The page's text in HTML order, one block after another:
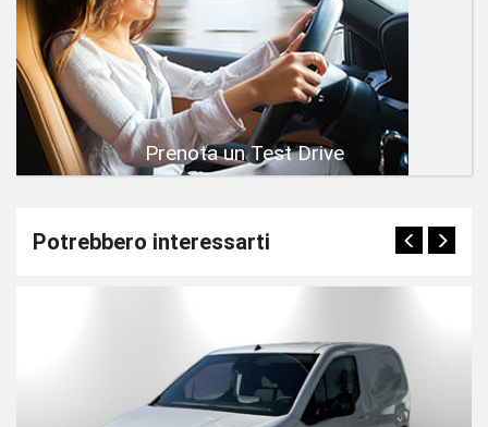
Prenota un Test Drive
Potrebbero interessarti